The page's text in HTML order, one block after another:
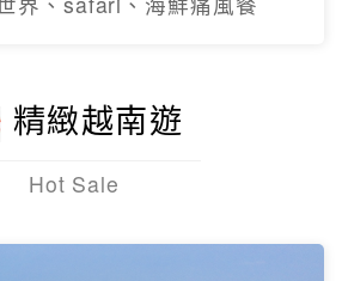
精緻越南遊
Hot Sale